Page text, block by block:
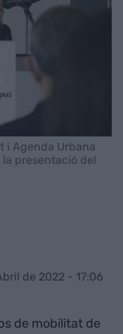
i Agenda Urbana
presentació del
de 2022 - 17:06
de mobilitat de